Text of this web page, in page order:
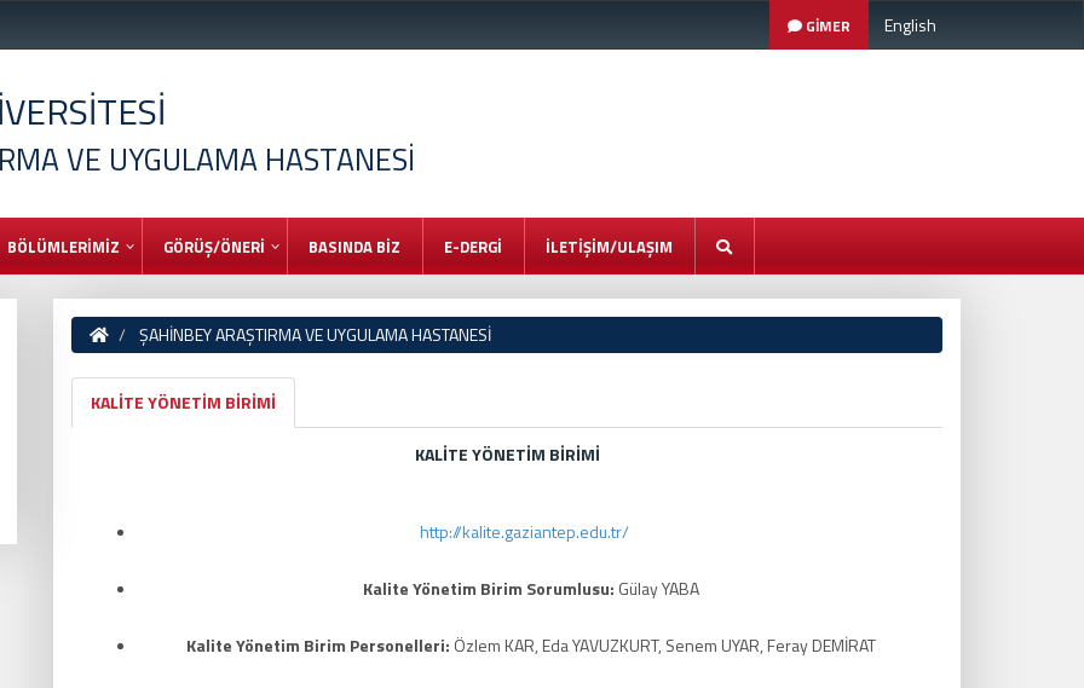
GİMER English
VE UYGULAMA HASTANESİ
BÖLÜMLERİMİZ GÖRÜŞ/ÖNERİ BASINDA BİZ E-DERGİ İLETİŞİM/ULAŞIM
ŞAHİNBEY ARAŞTIRMA VE UYGULAMA HASTANESİ
KALİTE YÖNETİM BİRİMİ
KALİTE YÖNETİM BİRİMİ
http://kalite.gaziantep.edu.tr/
Kalite Yönetim Birim Sorumlusu: Gülay YABA
Kalite Yönetim Birim Personelleri: Özlem KAR, Eda YAVUZKURT, Senem UYAR, Feray DEMİRAT